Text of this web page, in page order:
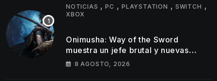
NOTICIAS ,PC ,PLAYSTATION , SWITCH ,
XBOX
Onimusha: Way of the Sword
muestra un jefe brutal y nuevas
armas Oni en su último tráiler
8 AGOSTO, 2026